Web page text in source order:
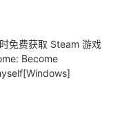
免费获取 Steam 游戏
Become